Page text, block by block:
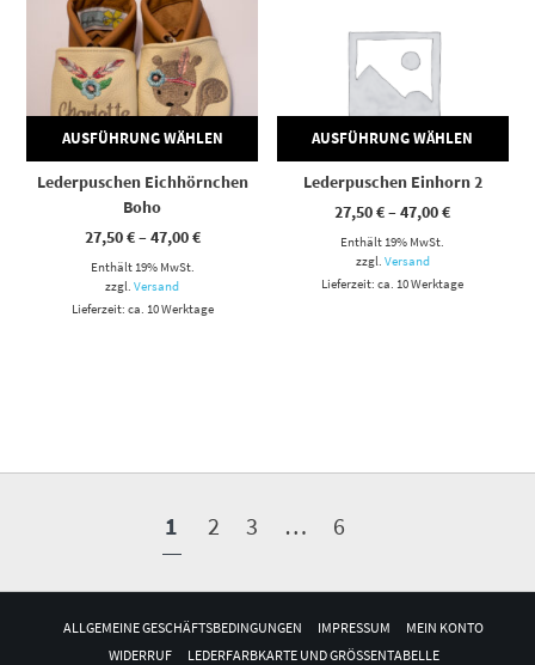
AUSFÜHRUNG WÄHLEN
Lederpuschen Eichhörnchen
Boho
27,50€–47,00€Preisspanne:
Enthält 19% MwSt.
zzgl.Versand
Lieferzeit: ca. 10 Werktage
AUSFÜHRUNG WÄHLEN
Lederpuschen Einhorn 2
27,50€–47,00€
Enthält 19% MwSt.
zzgl. Versand
Lieferzeit: ca. 10 Werktage
1 2 3 … 6
ALLGEMEINE GESCHÄFTSBEDINGUNGEN IMPRESSUM
MEIN KONTO
WIDERRUF
LEDERFARBKARTE UND GRÖSSENTABELLE